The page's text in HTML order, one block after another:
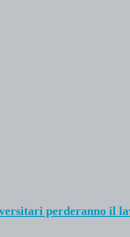
perderanno il